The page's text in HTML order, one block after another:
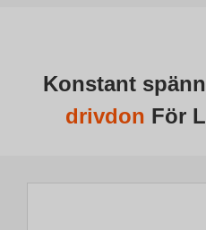
Konstant
drivdon För